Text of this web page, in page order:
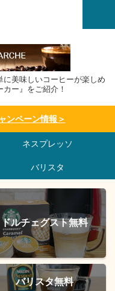
美味しいコーヒーが楽しめ
ー』をご紹介！
ンペーン情報＞
ネスプレッソ
バリスタ
ドルチェグスト無料
バリスタ無料